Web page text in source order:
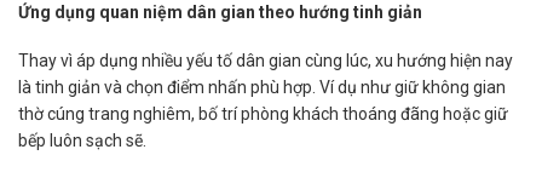
Ứng dụng quan niệm dân gian theo hướng tinh giản
Thay vì áp dụng nhiều yếu tố dân gian cùng lúc, xu hướng hiện nay
là tinh giản và chọn điểm nhấn phù hợp. Ví dụ như giữ không gian
thờ cúng trang nghiêm, bố trí phòng khách thoáng đãng hoặc giữ
bếp luôn sạch sẽ.